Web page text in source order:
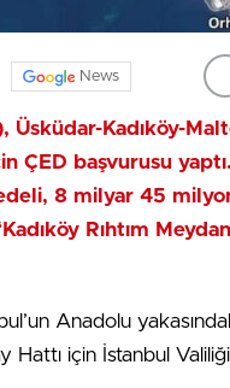
News
Üsküdar-Kadıköy-
ÇED başvurusu
8 milyar 45
Rıhtım
Anadolu
Hattı için İstanbul